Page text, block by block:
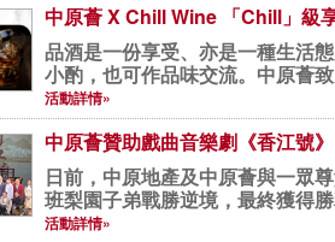
中原薈 X Chill Wine 「Chill」級
品酒是一份享受、亦是一種生活
小酌，也可作品味交流。中原薈
活動詳情»
中原薈贊助戲曲音樂劇《香江號
日前，中原地產及中原薈與一眾
班梨園子弟戰勝逆境，最終獲得
《香...
活動詳情»